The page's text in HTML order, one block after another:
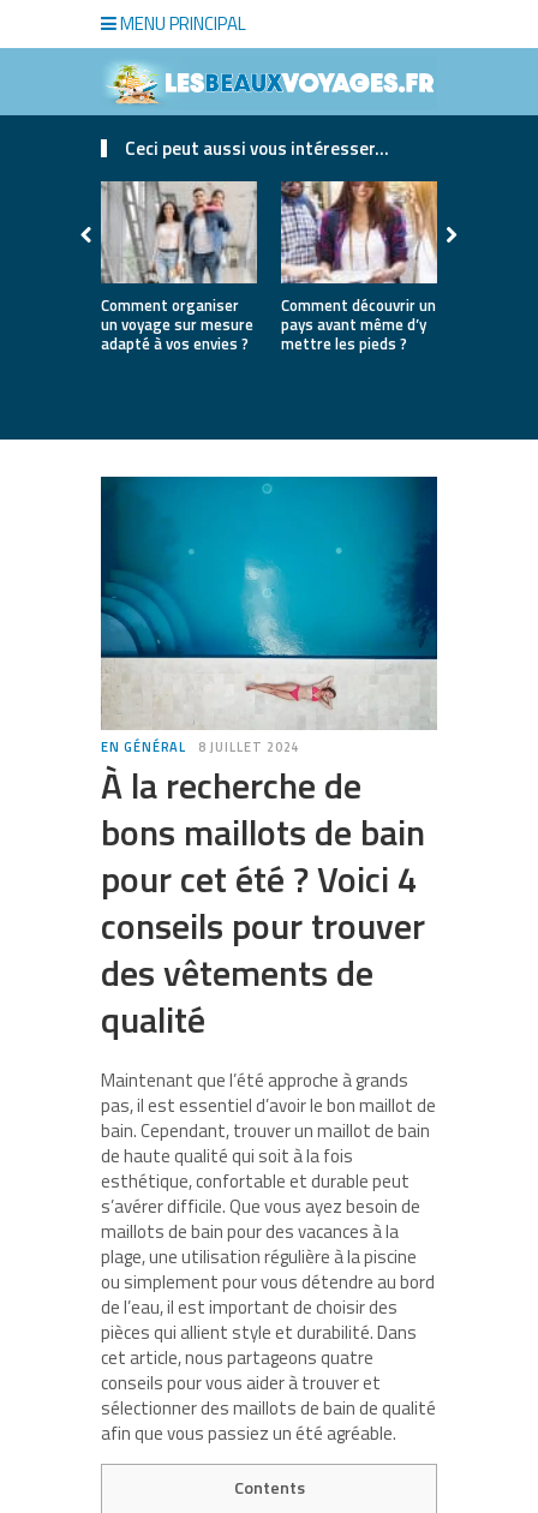
MENU PRINCIPAL
Ceci peut aussi vous intéresser...
Comment organiser
un voyage sur mesure
adapté à vos envies ?
Comment découvrir un
pays avant même d’y
mettre les pieds ?
EN GÉNÉRAL 8 JUILLET 2024
À la recherche de
bons maillots de bain
pour cet été ? Voici 4
conseils pour trouver
des vêtements de
qualité
Maintenant que l’été approche à grands
pas, il est essentiel d’avoir le bon maillot de
bain. Cependant, trouver un maillot de bain
de haute qualité qui soit à la fois
esthétique, confortable et durable peut
s’avérer difficile. Que vous ayez besoin de
maillots de bain pour des vacances à la
plage, une utilisation régulière à la piscine
ou simplement pour vous détendre au bord
de l’eau, il est important de choisir des
pièces qui allient style et durabilité. Dans
cet article, nous partageons quatre
conseils pour vous aider à trouver et
sélectionner des maillots de bain de qualité
afin que vous passiez un été agréable.
Contents